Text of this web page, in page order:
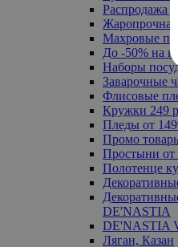
Распродажа
Жаропрочная
Махровые
До -50% на
Наборы
Заварочные
Флисовые
Кружки 249
Пледы от
Промо
Простыни от
Полотенце
DE'NASTIA
DE'NASTIA
Ляган, Казан